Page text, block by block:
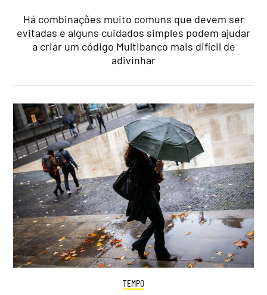
Há combinações muito comuns que devem ser
evitadas e alguns cuidados simples podem ajudar
a criar um código Multibanco mais difícil de
adivinhar
TEMPO